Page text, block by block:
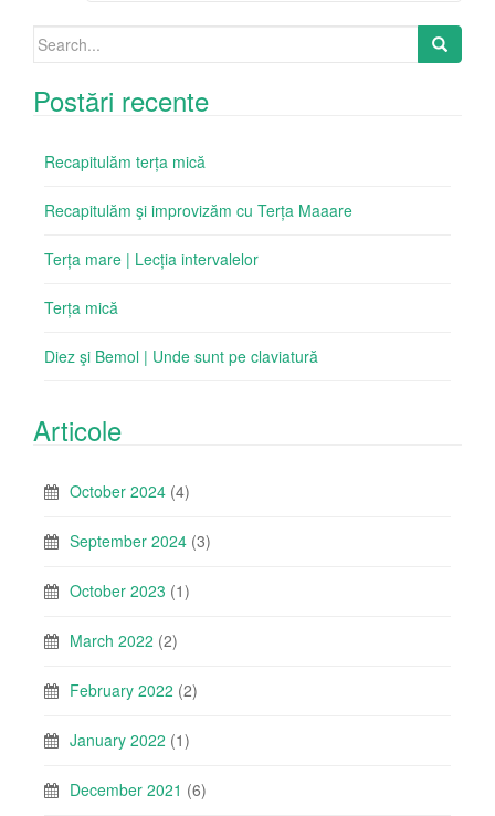
Search
Postări recente
Recapitulăm terța mică
Recapitulăm şi improvizăm cu Terța Maaare
Terța mare | Lecția intervalelor
Terța mică
Diez şi Bemol | Unde sunt pe claviatură
Articole
October 2024 (4)
September 2024 (3)
October 2023 (1)
March 2022 (2)
February 2022 (2)
January 2022 (1)
December 2021 (6)